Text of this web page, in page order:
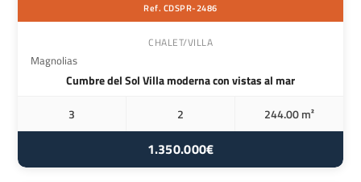
Ref. CDSPR-2486
CHALET/VILLA
Magnolias
Cumbre del Sol Villa moderna con vistas al mar
3
2 244.00 m²
1.350.000€